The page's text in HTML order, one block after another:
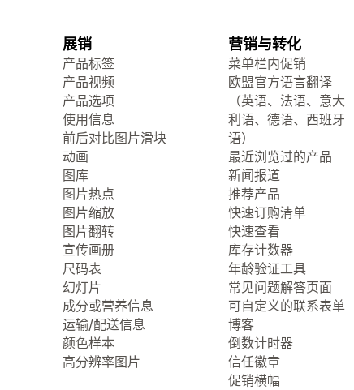
展销
产品标签
产品视频
产品选项
使用信息
前后对比图片滑块
动画
图库
图片热点
图片缩放
图片翻转
宣传画册
尺码表
幻灯片
成分或营养信息
运输/配送信息
颜色样本
高分辨率图片
营销与转化
菜单栏内促销
欧盟官方语言翻译
（英语、法语、意大
利语、德语、西班牙
语）
最近浏览过的产品
新闻报道
推荐产品
快速订购清单
快速查看
库存计数器
年龄验证工具
常见问题解答页面
可自定义的联系表单
博客
倒数计时器
信任徽章
促销横幅